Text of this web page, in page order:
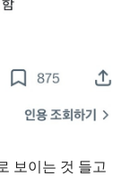
보이는 것 들고